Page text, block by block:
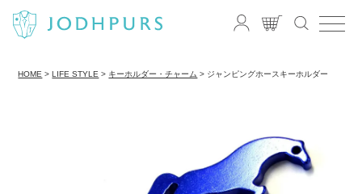
HOME LIFE STYLE キーホルダー・チャーム ジャンピングホースキーホルダー